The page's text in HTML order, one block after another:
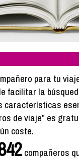
para tu
facilitar la
características
de viaje" es
coste.
compañeros